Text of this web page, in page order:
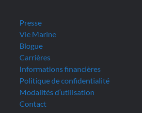
Presse
Vie Marine
Blogue
Carrières
Informations financières
Politique de confidentialité
Modalités d’utilisation
Contact